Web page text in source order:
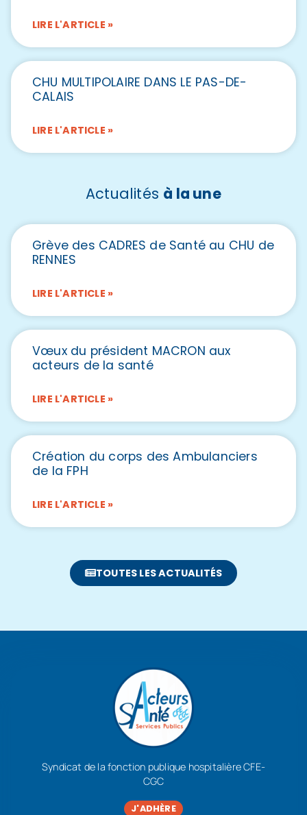
LIRE L'ARTICLE »
CHU MULTIPOLAIRE DANS LE PAS-DE-
CALAIS
LIRE L'ARTICLE »
Actualités à la une
Grève des CADRES de Santé au CHU de
RENNES
LIRE L'ARTICLE »
Vœux du président MACRON aux
acteurs de la santé
LIRE L'ARTICLE »
Création du corps des Ambulanciers
de la FPH
LIRE L'ARTICLE »
TOUTES LES ACTUALITÉS
Syndicat de la fonction publique hospitalière CFE-
CGC
J'ADHÈRE